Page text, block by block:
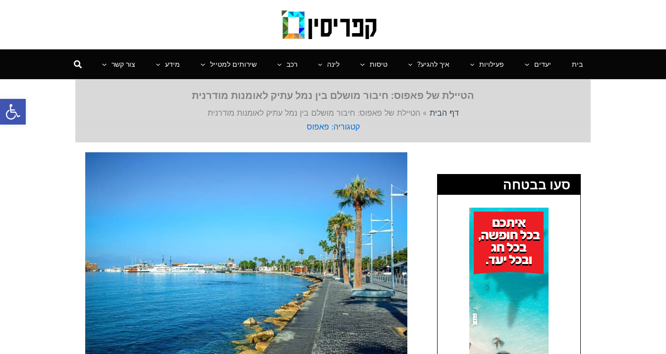
פתח
בית יעדים פעילויות איך להגיע? טיסות לינה רכב שירותים למטייל מידע צור קשר
הטיילת של פאפוס: חיבור מושלם בין נמל עתיק לאומנות מודרנית
דף הבית » הטיילת של פאפוס: חיבור מושלם בין נמל עתיק לאומנות מודרנית
פאפוס
סעו בבטחה